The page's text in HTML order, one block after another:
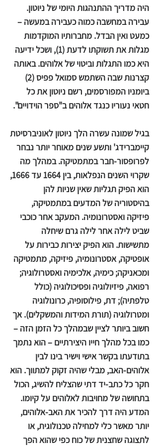
היה מדריך ההתנהגות היומי של ניוטון.
עבירה במחשבה כמוה כעבירה במעשה –
כמעט ואין הבדל. מחברותיו המוקדמות
מגלות את תשוקתו לדעת (1), ושכל ידיעה
היא כמו התגלות וביטוי של אלוהים. באותה
קצרנות שבה השתמש סמואל פפיס (2)
ביומניו המפורסמים, רשם ניוטון את כל
חטאי נעוריו כנגד אלוהים ב"ספר הוידויים".
בגיל שמונה עשרה הלך ניוטון לאוניברסיטת
קיימברידג' ותשע שנים מאוחר יותר נבחר
לפרופסור-חבר במתמטיקה. במהלך מה
שקרוי השנים הנפלאות, בין 1664 עד 1666,
הוא הפיק תגליות שאין שניות להן
בהיסטוריה של המדעים במתמטיקה,
פיזיקה ואסטרונומיה. המעקב אחר כוכבי
שביט לילה אחר לילה גרם שיחלה
מתשישות. הוא הפיק יצירות כבירות על
אופטיקה, אסטרונומיה, פיזיקה, מתמטיקה
ומכאניקה; כימיה, אלכימיה ואסטרולוגיה;
רפואה, פיזיולוגיה ופסיכולוגיה (כולל
טלפתיה); דת, פילוסופיה, כרונולוגיה
ומטרולוגיה (תורת המידות והמשקלים). אך
חשוב ביותר לציין שבמהלך כל הזמן הזה –
כמו בכל מהלך חייו היצירתיים – הוא נתמך
בתודעתו בקשר אישי וישיר בינו לבין
אלוהים-האב, מבלי שהיה זקוק למתווך. הוא
חקר כל כתב-יד דתי שהצליח להשיג, הכול
בתחושה של מחויבות לאלוהים על קיומו.
המדע היה דרך להכיר את האב-אלוהים,
יותר מאשר כלי למחילה טכנולוגית, או
לתצוגה שחצנית של כוח כפי שהוא הפך